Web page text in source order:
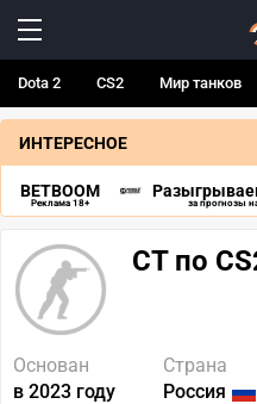
Dota 2 CS2 Мир танков
ИНТЕРЕСНОЕ
BETBOOM
Реклама 18+ за прогнозы
CT по
Основан
в 2023 году
Страна
Россия